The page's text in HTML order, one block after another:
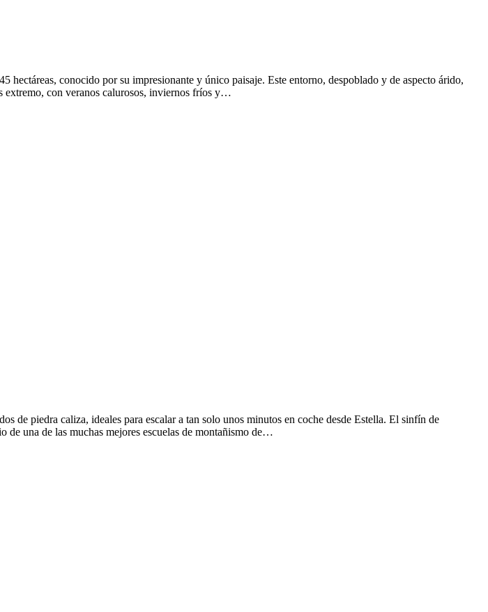
hectáreas, conocido por su impresionante y único paisaje. Este entorno, despoblado y de aspecto árido,
extremo, con veranos calurosos, inviernos fríos y…
de piedra caliza, ideales para escalar a tan solo unos minutos en coche desde Estella. El sinfín de
de una de las muchas mejores escuelas de montañismo de…